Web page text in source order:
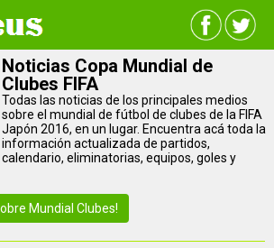
Noticias Copa Mundial de
Clubes FIFA
Todas las noticias de los principales medios
sobre el mundial de fútbol de clubes de la FIFA
Japón 2016, en un lugar. Encuentra acá toda la
información actualizada de partidos,
calendario, eliminatorias, equipos, goles y
Mundial Clubes!